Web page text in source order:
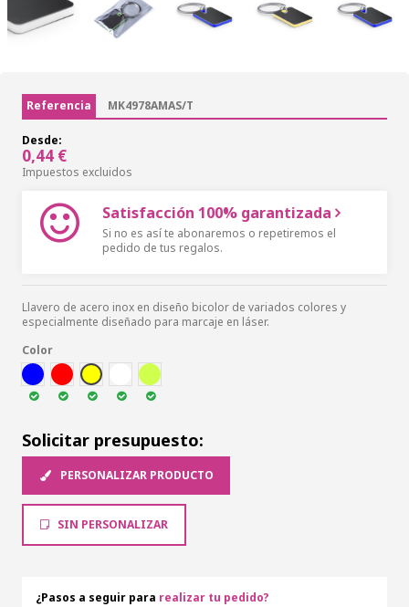
Referencia MK4978AMAS/T
Desde:
0,44 €
Impuestos excluidos
Satisfacción 100% garantizada
Si no es así te abonaremos o repetiremos el
pedido de tus regalos.
Llavero de acero inox en diseño bicolor de variados colores y
especialmente diseñado para marcaje en láser.
Color
AZUL
ROJ AMA BLA VEC
Solicitar presupuesto:
PERSONALIZAR PRODUCTO
SIN PERSONALIZAR
¿Pasos a seguir para realizar tu pedido?